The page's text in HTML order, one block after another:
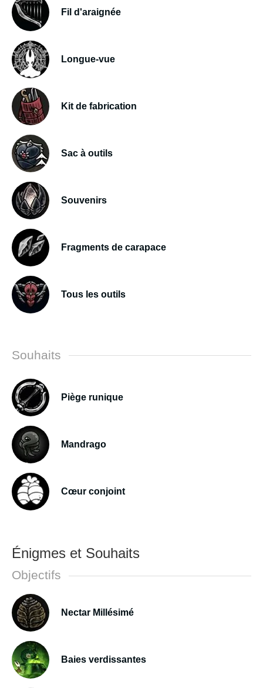
Fil d'araignée
Longue-vue
Kit de fabrication
Sac à outils
Souvenirs
Fragments de carapace
Tous les outils
Souhaits
Piège runique
Mandrago
Cœur conjoint
Énigmes et Souhaits
Objectifs
Nectar Millésimé
Baies verdissantes